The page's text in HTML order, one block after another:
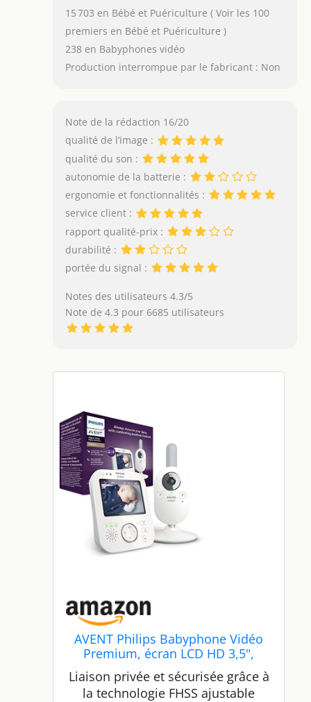
15 703 en Bébé et Puériculture ( Voir les 100
premiers en Bébé et Puériculture )
238 en Babyphones vidéo
Production interrompue par le fabricant : Non
Note de la rédaction 16/20
qualité de l’image :
qualité du son :
autonomie de la batterie :
ergonomie et fonctionnalités :
service client :
rapport qualité-prix :
durabilité :
portée du signal :
Notes des utilisateurs 4.3/5
Note de 4.3 pour 6685 utilisateurs
AVENT Philips Babyphone Vidéo
Premium, écran LCD HD 3,5",
Mesure température, Zoom et
berceuses intégrées, Blanc/Gris
(Modèle SCD843/26)
Liaison privée et sécurisée grâce à
la technologie FHSS ajustable